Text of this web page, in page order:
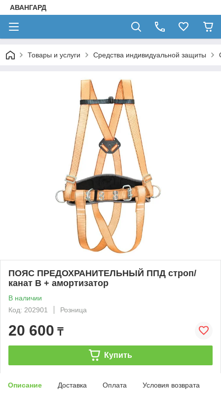
АВАНГАРД
Товары и услуги Средства индивидуальной защиты
ПОЯС ПРЕДОХРАНИТЕЛЬНЫЙ ППД строп/
канат В + амортизатор
В наличии
Код: 202901
Розница
20 600 ₸
Купить
Описание Доставка Оплата Условия возврата